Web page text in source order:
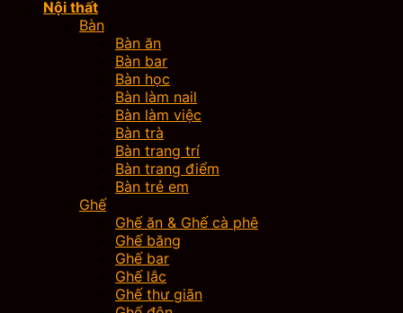
Nội thất
Bàn
Bàn ăn
Bàn bar
Bàn học
Bàn làm nail
Bàn làm việc
Bàn trà
Bàn trang trí
Bàn trang điểm
Bàn trẻ em
Ghế
Ghế ăn & Ghế cà phê
Ghế băng
Ghế bar
Ghế lắc
Ghế thư giãn